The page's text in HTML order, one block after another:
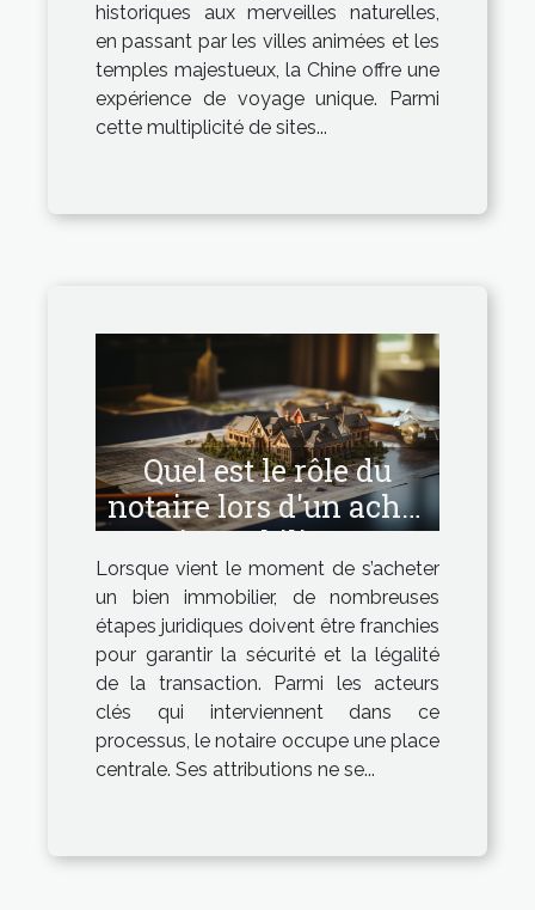
historiques aux merveilles naturelles,
en passant par les villes animées et les
temples majestueux, la Chine offre une
expérience de voyage unique. Parmi
cette multiplicité de sites...
Quel est le rôle du
notaire lors d'un achat
immobilier ?
Lorsque vient le moment de s’acheter
un bien immobilier, de nombreuses
étapes juridiques doivent être franchies
pour garantir la sécurité et la légalité
de la transaction. Parmi les acteurs
clés qui interviennent dans ce
processus, le notaire occupe une place
centrale. Ses attributions ne se...